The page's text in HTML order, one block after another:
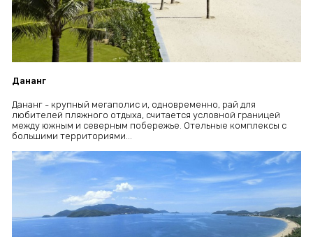
Дананг
Дананг - крупный мегаполис и, одновременно, рай для
любителей пляжного отдыха, считается условной границей
между южным и северным побережье. Отельные комплексы с
большими территориями...